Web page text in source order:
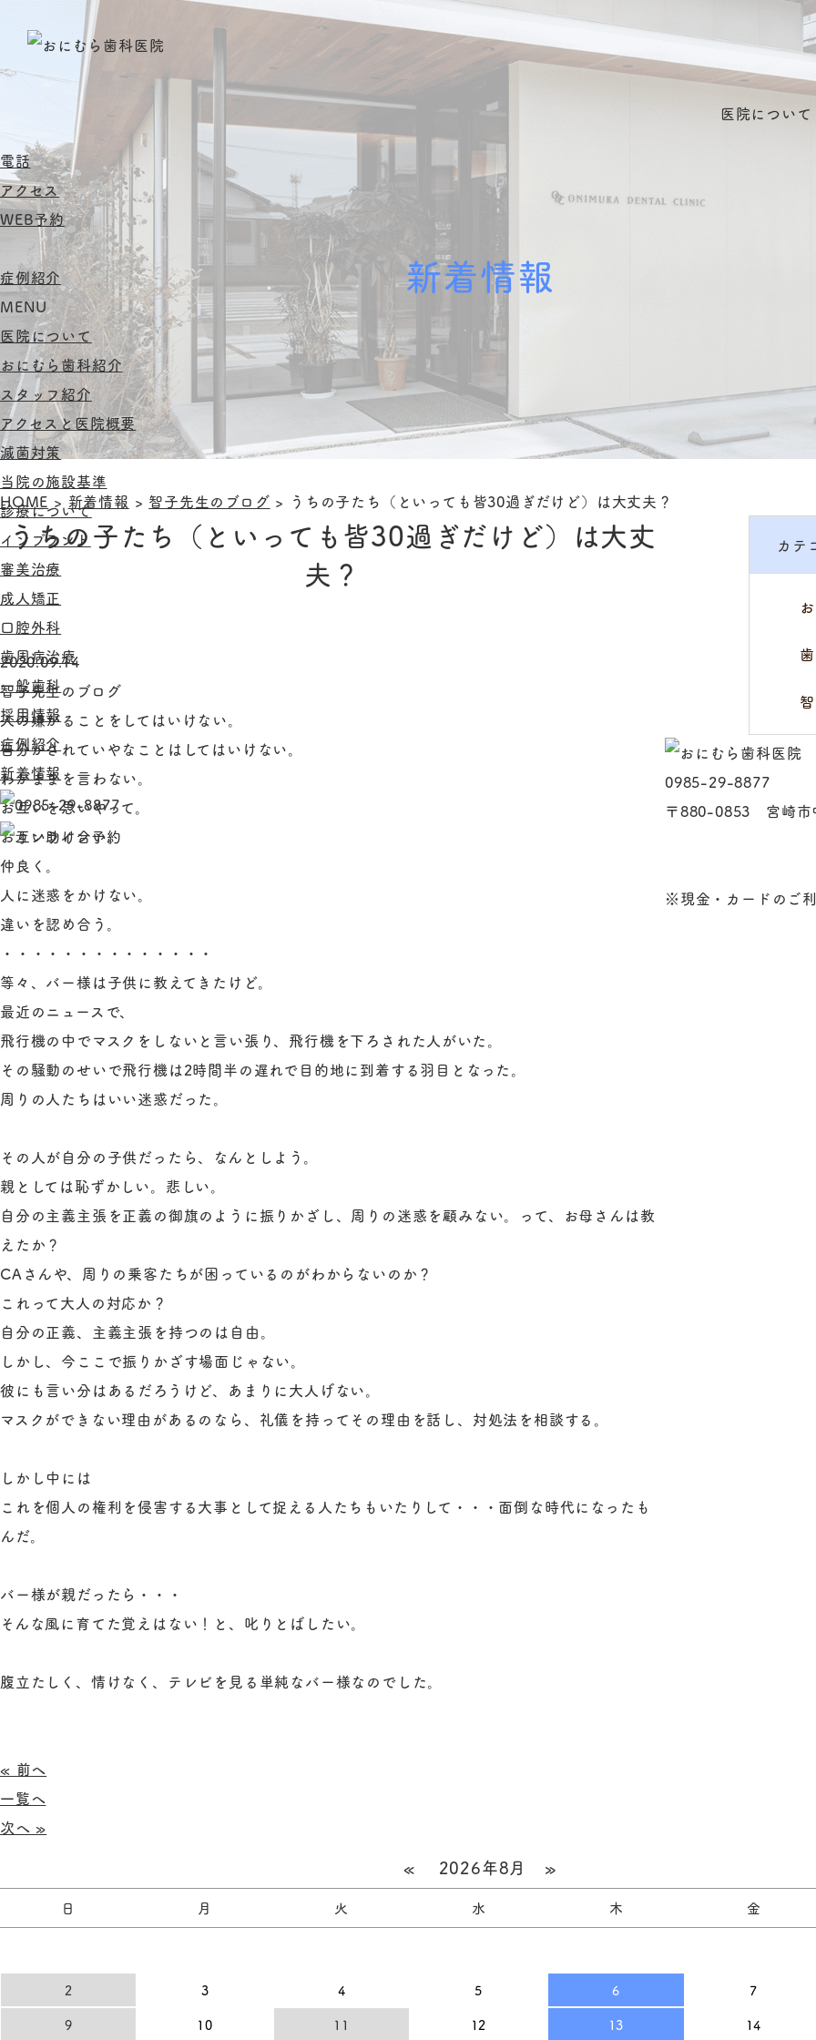
医院について
電話
アクセス
WEB予約
症例紹介
MENU
医院について
おにむら歯科紹介
スタッフ紹介
アクセスと医院概要
滅菌対策
当院の施設基準
診療について
インプラント
審美治療
成人矯正
口腔外科
歯周病治療
一般歯科
採用情報
症例紹介
新着情報
新着情報
HOME > 新着情報 > 智子先生のブログ > うちの子たち（といっても皆30過ぎだけど）は大丈夫？
うちの子たち（といっても皆30過ぎだけど）は大丈
夫？
2020.09.14
智子先生のブログ
人の嫌がることをしてはいけない。
自分がされていやなことはしてはいけない。
わがままを言わない。
お互いを思いやって。
お互い助け合い。
仲良く。
人に迷惑をかけない。
違いを認め合う。
・・・・・・・・・・・・・・
等々、バー様は子供に教えてきたけど。
最近のニュースで、
飛行機の中でマスクをしないと言い張り、飛行機を下ろされた人がいた。
その騒動のせいで飛行機は2時間半の遅れで目的地に到着する羽目となった。
周りの人たちはいい迷惑だった。
その人が自分の子供だったら、なんとしよう。
親としては恥ずかしい。悲しい。
自分の主義主張を正義の御旗のように振りかざし、周りの迷惑を顧みない。って、お母さんは教
えたか？
CAさんや、周りの乗客たちが困っているのがわからないのか？
これって大人の対応か？
自分の正義、主義主張を持つのは自由。
しかし、今ここで振りかざす場面じゃない。
彼にも言い分はあるだろうけど、あまりに大人げない。
マスクができない理由があるのなら、礼儀を持ってその理由を話し、対処法を相談する。
しかし中には
これを個人の権利を侵害する大事として捉える人たちもいたりして・・・面倒な時代になったも
んだ。
バー様が親だったら・・・
そんな風に育てた覚えはない！と、叱りとばしたい。
腹立たしく、情けなく、テレビを見る単純なバー様なのでした。
« 前へ
一覧へ
次へ »
カテ
0985-29-8877
〒880-0853 宮崎市
※現金・カードのご利
« 2026年8月 »
日 月 火 水 木 金
2
3 4 5 6 7
9
10 11 12 13 14